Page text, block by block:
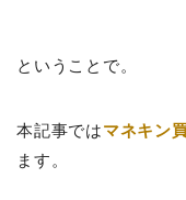
ということで。
本記事ではマネキン
ます。